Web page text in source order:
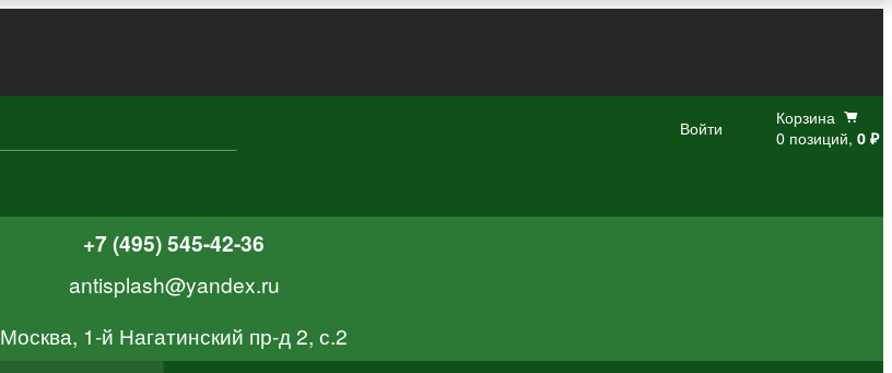
Войти
Корзина
0 позиций, 0 ₽
+7 (495) 545-42-36
antisplash@yandex.ru
Москва, 1-й Нагатинский пр-д 2, с.2